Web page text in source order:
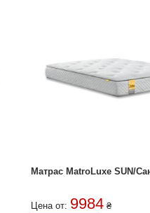
Матрас MatroLuxe SUN/
Цена от: 9984 ₴